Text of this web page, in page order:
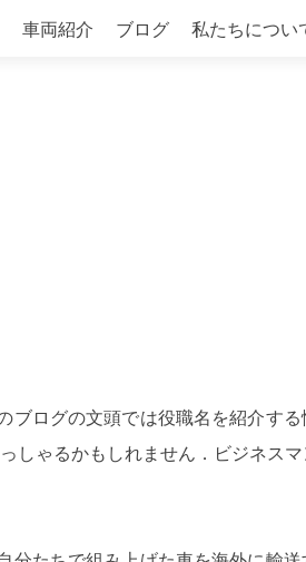
車両紹介 ブログ 私たちについ
ログの文頭では役職名を紹介す
ゃるかもしれません．ビジネス